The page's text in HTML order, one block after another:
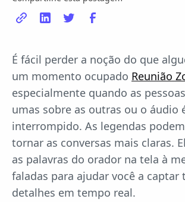
É fácil perder a noção do que
um momento ocupado Reunião
especialmente quando as
umas sobre as outras ou o áudio
interrompido. As legendas
tornar as conversas mais claras.
as palavras do orador na tela à
faladas para ajudar você a captar
detalhes em tempo real.